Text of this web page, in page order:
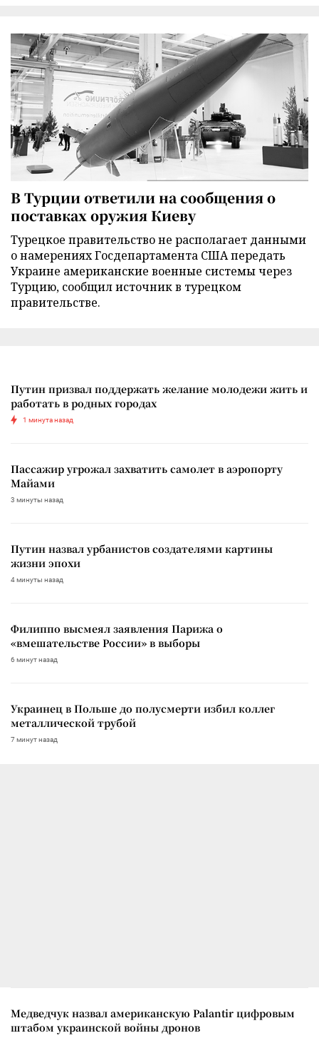
В Турции ответили на сообщения о
поставках оружия Киеву
Турецкое правительство не располагает данными
о намерениях Госдепартамента США передать
Украине американские военные системы через
Турцию, сообщил источник в турецком
правительстве.
Путин призвал поддержать желание молодежи жить и
работать в родных городах
1 минута назад
Пассажир угрожал захватить самолет в аэропорту
Майами
3 минуты назад
Путин назвал урбанистов создателями картины
жизни эпохи
4 минуты назад
Филиппо высмеял заявления Парижа о
«вмешательстве России» в выборы
6 минут назад
Украинец в Польше до полусмерти избил коллег
металлической трубой
7 минут назад
Медведчук назвал американскую Palantir цифровым
штабом украинской войны дронов